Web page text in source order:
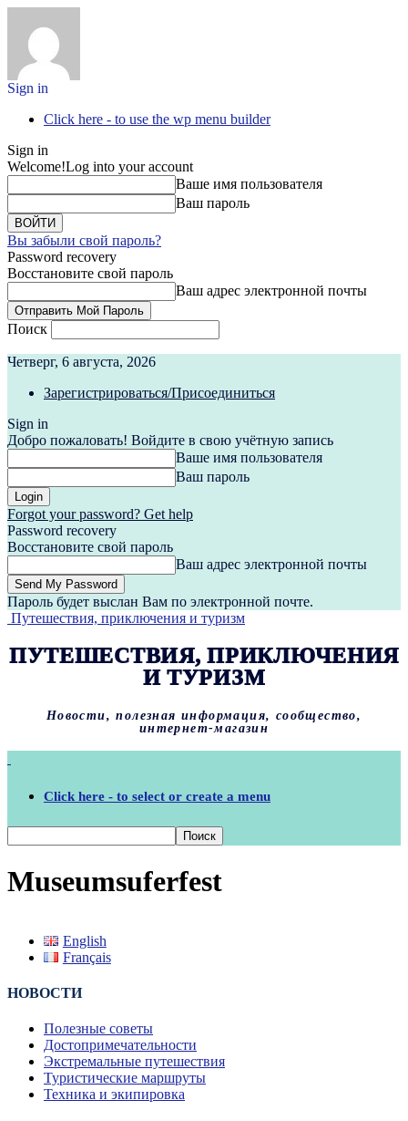
Sign in
Click here - to use the wp menu builder
Sign in
Welcome!Log into your account
Ваше имя пользователя
Ваш пароль
Вы забыли свой пароль?
Password recovery
Восстановите свой пароль
Ваш адрес электронной почты
Поиск
Четверг, 6 августа, 2026
Зарегистрироваться/Присоединиться
Sign in
Добро пожаловать! Войдите в свою учётную запись
Ваше имя пользователя
Ваш пароль
Forgot your password? Get help
Password recovery
Восстановите свой пароль
Ваш адрес электронной почты
Пароль будет выслан Вам по электронной почте.
Путешествия, приключения и туризм
ПУТЕШЕСТВИЯ, ПРИКЛЮЧЕНИЯ
И ТУРИЗМ
Новости, полезная информация, сообщество,
интернет-магазин
Click here - to select or create a menu
Museumsuferfest
English
Français
НОВОСТИ
Полезные советы
Достопримечательности
Экстремальные путешествия
Туристические маршруты
Техника и экипировка